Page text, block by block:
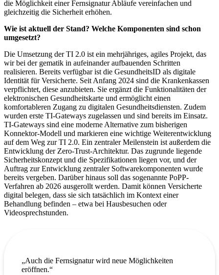
die Möglichkeit einer Fernsignatur Abläufe vereinfachen und
gleichzeitig die Sicherheit erhöhen.
Wie ist aktuell der Stand? Welche Komponenten sind schon
umgesetzt?
Die Umsetzung der TI 2.0 ist ein mehrjähriges, agiles Projekt, das
wir bei der gematik in aufeinander aufbauenden Schritten
realisieren. Bereits verfügbar ist die GesundheitsID als digitale
Identität für Versicherte. Seit Anfang 2024 sind die Krankenkassen
verpflichtet, diese anzubieten. Sie ergänzt die Funktionalitäten der
elektronischen Gesundheitskarte und ermöglicht einen
komfortableren Zugang zu digitalen Gesundheitsdiensten. Zudem
wurden erste TI-Gateways zugelassen und sind bereits im Einsatz.
TI-Gateways sind eine moderne Alternative zum bisherigen
Konnektor-Modell und markieren eine wichtige Weiterentwicklung
auf dem Weg zur TI 2.0. Ein zentraler Meilenstein ist außerdem die
Entwicklung der Zero-Trust-Architektur. Das zugrunde liegende
Sicherheitskonzept und die Spezifikationen liegen vor, und der
Auftrag zur Entwicklung zentraler Softwarekomponenten wurde
bereits vergeben. Darüber hinaus soll das sogenannte PoPP-
Verfahren ab 2026 ausgerollt werden. Damit können Versicherte
digital belegen, dass sie sich tatsächlich im Kontext einer
Behandlung befinden – etwa bei Hausbesuchen oder
Videosprechstunden.
„Auch die Fernsignatur wird neue Möglichkeiten
eröffnen.“